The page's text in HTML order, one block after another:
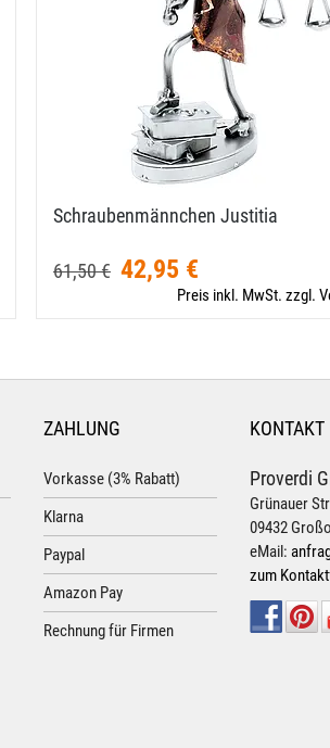
Schraubenmännchen Justitia
61,50 € 42,95 €
Preis inkl. MwSt. zzgl.
ZAHLUNG
Vorkasse (3% Rabatt)
Klarna
Paypal
Amazon Pay
Rechnung für Firmen
KONTAKT
Proverdi
Grünauer
09432
eMail:
zum